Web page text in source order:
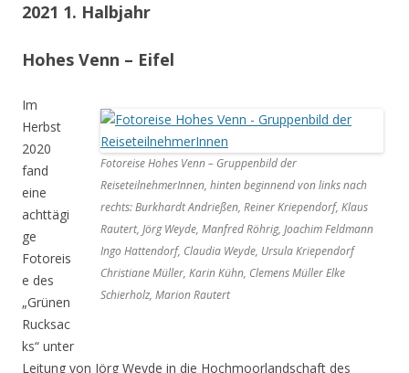
2021 1. Halbjahr
Hohes Venn – Eifel
Fotoreise Hohes Venn – Gruppenbild der
ReiseteilnehmerInnen, hinten beginnend von links nach
rechts: Burkhardt Andrießen, Reiner Kriependorf, Klaus
Rautert, Jörg Weyde, Manfred Röhrig, Joachim Feldmann
Ingo Hattendorf, Claudia Weyde, Ursula Kriependorf
Christiane Müller, Karin Kühn, Clemens Müller Elke
Schierholz, Marion Rautert
Im
Herbst
2020
fand
eine
achttägi
ge
Fotoreis
e des
„Grünen
Rucksac
ks“ unter
Leitung von Jörg Weyde in die Hochmoorlandschaft des